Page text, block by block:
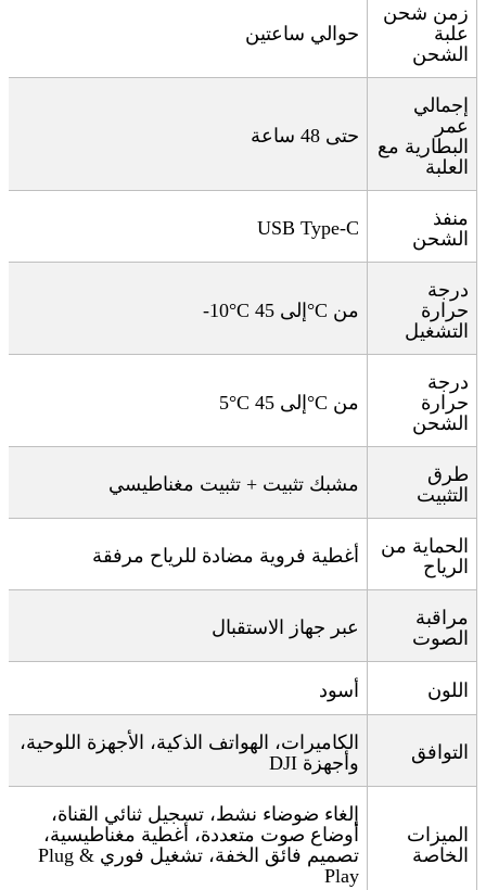
زمن شحن
علبة
الشحن
حوالي ساعتين
إجمالي
عمر
البطارية مع
العلبة
حتى 48 ساعة
منفذ
الشحن
USB Type-C
درجة
حرارة
التشغيل
من -10°C إلى 45 °C
درجة
حرارة
الشحن
من 5°C إلى 45 °C
طرق
التثبيت
مشبك تثبيت + تثبيت مغناطيسي
الحماية من
الرياح
أغطية فروية مضادة للرياح مرفقة
مراقبة
الصوت
عبر جهاز الاستقبال
اللون أسود
التوافق
الكاميرات، الهواتف الذكية، الأجهزة اللوحية،
وأجهزة DJI
الميزات
الخاصة
إلغاء ضوضاء نشط، تسجيل ثنائي القناة،
أوضاع صوت متعددة، أغطية مغناطيسية،
تصميم فائق الخفة، تشغيل فوري Plug &
Play